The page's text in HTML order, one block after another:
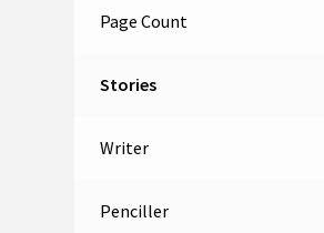
Page Count
Stories
Writer
Penciller